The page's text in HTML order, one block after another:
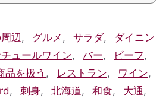
辺, グルメ , サラダ,
ダイニン
ュールワイン, バー, ビーフ,
品を扱う , レストラン, ワイン,
, 刺身, 北海道, 和食, 大通,